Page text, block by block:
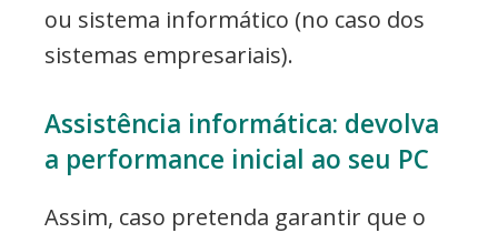
ou sistema informático (no caso dos
sistemas empresariais).
Assistência informática: devolva
a performance inicial ao seu PC
Assim, caso pretenda garantir que o